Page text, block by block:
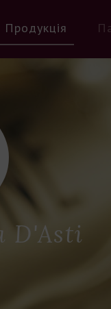
Продукція
D'Asti